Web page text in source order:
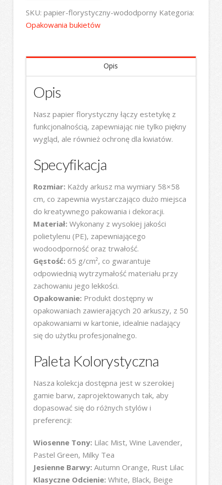
arkuszy,
58x58
65
SKU: papier-florystyczny-wododporny Kategoria:
Opakowania bukietów
Opis
Opis
Nasz papier florystyczny łączy estetykę z
funkcjonalnością, zapewniając nie tylko piękny
wygląd, ale również ochronę dla kwiatów.
Specyfikacja
Rozmiar: Każdy arkusz ma wymiary 58×58
cm, co zapewnia wystarczająco dużo miejsca
do kreatywnego pakowania i dekoracji.
Materiał: Wykonany z wysokiej jakości
polietylenu (PE), zapewniającego
wodoodporność oraz trwałość.
Gęstość: 65 g/cm², co gwarantuje
odpowiednią wytrzymałość materiału przy
zachowaniu jego lekkości.
Opakowanie: Produkt dostępny w
opakowaniach zawierających 20 arkuszy, z 50
opakowaniami w kartonie, idealnie nadający
się do użytku profesjonalnego.
Paleta Kolorystyczna
Nasza kolekcja dostępna jest w szerokiej
gamie barw, zaprojektowanych tak, aby
dopasować się do różnych stylów i
preferencji:
Wiosenne Tony: Lilac Mist, Wine Lavender,
Pastel Green, Milky Tea
Jesienne Barwy: Autumn Orange, Rust Lilac
Klasyczne Odcienie: White, Black, Beige